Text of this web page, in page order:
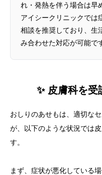
れ・発熱を伴う場合は早
アイシークリニックでは
相談を推奨しており、生
み合わせた対応が可能で
✨ 皮膚科を
おしりのあせもは、適切な
が、以下のような状況では
す。
まず、症状が悪化している